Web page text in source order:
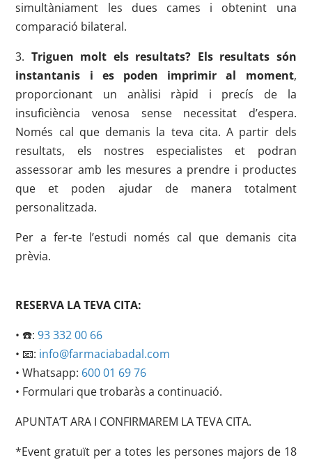
simultàniament les dues cames i obtenint una
comparació bilateral.
3. Triguen molt els resultats? Els resultats són
instantanis i es poden imprimir al moment,
proporcionant un anàlisi ràpid i precís de la
insuficiència venosa sense necessitat d’espera.
Només cal que demanis la teva cita. A partir dels
resultats, els nostres especialistes et podran
assessorar amb les mesures a prendre i productes
que et poden ajudar de manera totalment
personalitzada.
Per a fer-te l’estudi només cal que demanis cita
prèvia.
RESERVA LA TEVA CITA:
• ☎️:93 332 00 66
• 📧: info@farmaciabadal.com
• Whatsapp: 600 01 69 76
• Formulari que trobaràs a continuació.
APUNTA’T ARA I CONFIRMAREM LA TEVA CITA.
*Event gratuït per a totes les persones majors de 18